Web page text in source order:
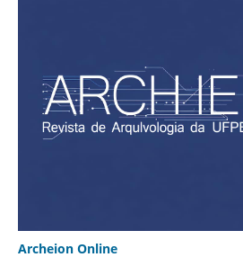
Archeion Online